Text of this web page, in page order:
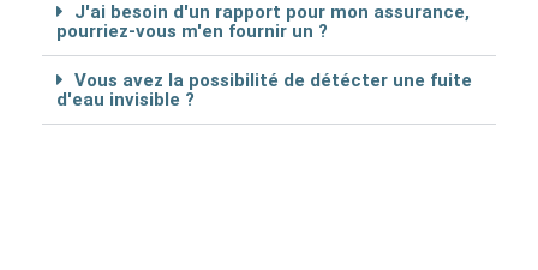
J'ai besoin d'un rapport pour mon assurance,
pourriez-vous m'en fournir un ?
Vous avez la possibilité de détécter une fuite
d'eau invisible ?